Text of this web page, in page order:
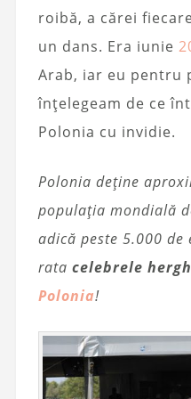
roibă, a cărei
un dans. Era iunie
Arab, iar eu pentru
înțelegeam de ce
Polonia cu invidie.
Polonia deține
populația mondială
adică peste 5.000
rata celebrele
Polonia!